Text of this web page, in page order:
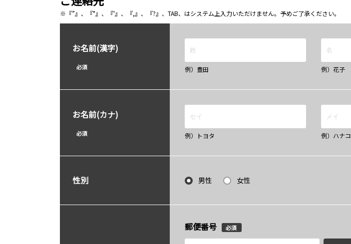
※『”』、『"』、『'』、『,』、『?』、TAB、はシステム上入力いただけません。予めご了承ください。
お名前(漢字)
必須 例）豊田 例）花子
お名前(カナ)
必須 例）トヨタ 例）ハナコ
性別 男性 女性
郵便番号 必須